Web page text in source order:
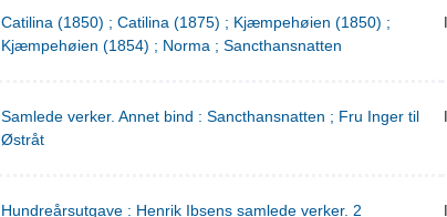
Catilina (1850) ; Catilina (1875) ; Kjæmpehøien (1850) ;
Kjæmpehøien (1854) ; Norma ; Sancthansnatten
Samlede verker. Annet bind : Sancthansnatten ; Fru Inger til
Østråt
Hundreårsutgave : Henrik Ibsens samlede verker. 2